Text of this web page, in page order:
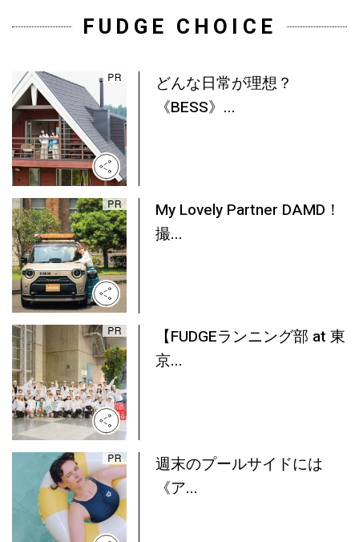
FUDGE CHOICE
どんな日常が理想？
《BESS》...
My Lovely Partner DAMD！
撮...
【FUDGEランニング部 at 東
京...
週末のプールサイドには
《ア...